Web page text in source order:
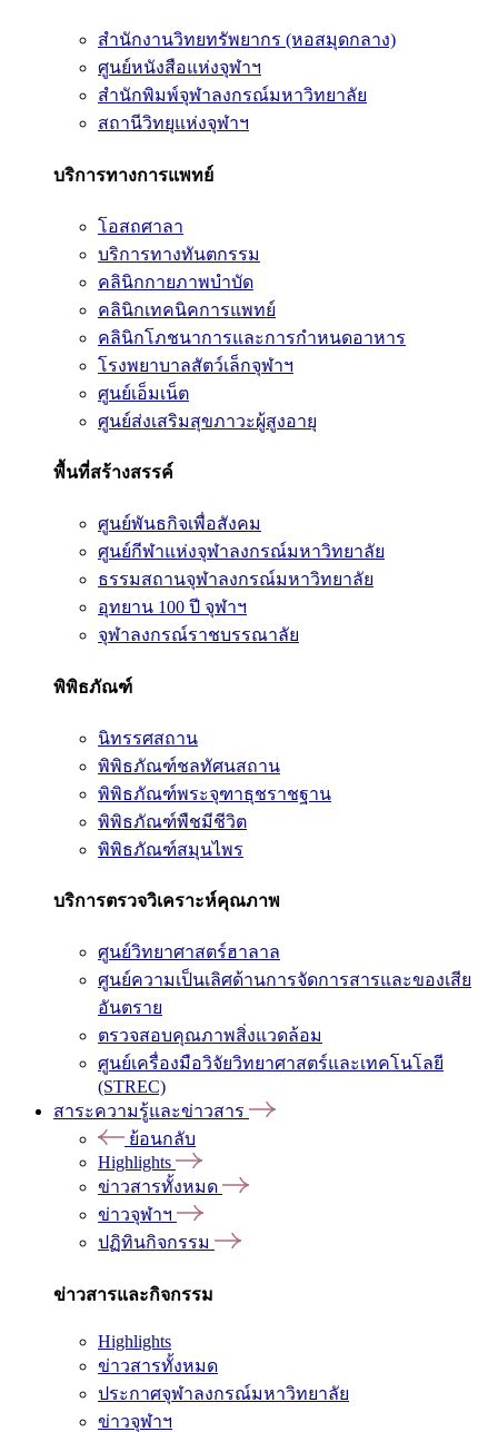
สำนักงานวิทยทรัพยากร (หอสมุดกลาง)
ศูนย์หนังสือแห่งจุฬาฯ
สำนักพิมพ์จุฬาลงกรณ์มหาวิทยาลัย
สถานีวิทยุแห่งจุฬาฯ
บริการทางการแพทย์
โอสถศาลา
บริการทางทันตกรรม
คลินิกกายภาพบำบัด
คลินิกเทคนิคการแพทย์
คลินิกโภชนาการและการกำหนดอาหาร
โรงพยาบาลสัตว์เล็กจุฬาฯ
ศูนย์เอ็มเน็ต
ศูนย์ส่งเสริมสุขภาวะผู้สูงอายุ
พื้นที่สร้างสรรค์
ศูนย์พันธกิจเพื่อสังคม
ศูนย์กีฬาแห่งจุฬาลงกรณ์มหาวิทยาลัย
ธรรมสถานจุฬาลงกรณ์มหาวิทยาลัย
อุทยาน 100 ปี จุฬาฯ
จุฬาลงกรณ์ราชบรรณาลัย
พิพิธภัณฑ์
นิทรรศสถาน
พิพิธภัณฑ์ชลทัศนสถาน
พิพิธภัณฑ์พระจุฑาธุชราชฐาน
พิพิธภัณฑ์พืชมีชีวิต
พิพิธภัณฑ์สมุนไพร
บริการตรวจวิเคราะห์คุณภาพ
ศูนย์วิทยาศาสตร์ฮาลาล
ศูนย์ความเป็นเลิศด้านการจัดการสารและของเสีย
อันตราย
ตรวจสอบคุณภาพสิ่งแวดล้อม
ศูนย์เครื่องมือวิจัยวิทยาศาสตร์และเทคโนโลยี
(STREC)
สาระความรู้และข่าวสาร
ย้อนกลับ
Highlights
ข่าวสารทั้งหมด
ข่าวจุฬาฯ
ปฏิทินกิจกรรม
ข่าวสารและกิจกรรม
Highlights
ข่าวสารทั้งหมด
ประกาศจุฬาลงกรณ์มหาวิทยาลัย
ข่าวจุฬาฯ